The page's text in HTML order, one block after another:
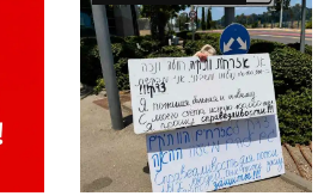
Искать